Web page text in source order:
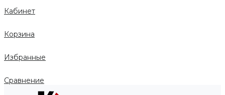
Кабинет
Корзина
Избранные
Сравнение